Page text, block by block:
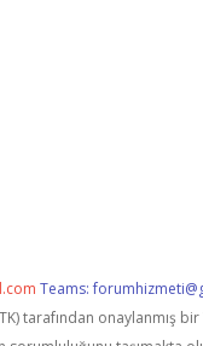
Teams:
tarafından